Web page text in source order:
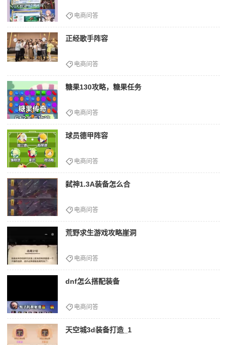
电商问答
正经歌手阵容
电商问答
糖果130攻略，糖果任务
电商问答
球员德甲阵容
电商问答
弑神1.3A装备怎么合
电商问答
荒野求生游戏攻略崖洞
电商问答
dnf怎么搭配装备
电商问答
天空城3d装备打造_1